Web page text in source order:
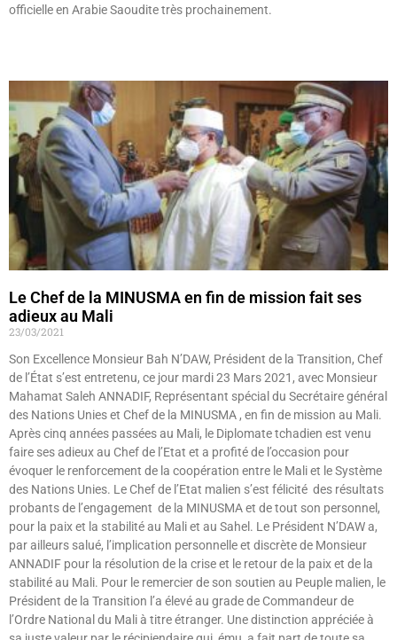
officielle en Arabie Saoudite très prochainement.
Le Chef de la MINUSMA en fin de mission fait ses
adieux au Mali
23/03/2021
Son Excellence Monsieur Bah N’DAW, Président de la Transition, Chef
de l’État s’est entretenu, ce jour mardi 23 Mars 2021, avec Monsieur
Mahamat Saleh ANNADIF, Représentant spécial du Secrétaire général
des Nations Unies et Chef de la MINUSMA , en fin de mission au Mali.
Après cinq années passées au Mali, le Diplomate tchadien est venu
faire ses adieux au Chef de l’Etat et a profité de l’occasion pour
évoquer le renforcement de la coopération entre le Mali et le Système
des Nations Unies. Le Chef de l’Etat malien s’est félicité des résultats
probants de l’engagement de la MINUSMA et de tout son personnel,
pour la paix et la stabilité au Mali et au Sahel. Le Président N’DAW a,
par ailleurs salué, l’implication personnelle et discrète de Monsieur
ANNADIF pour la résolution de la crise et le retour de la paix et de la
stabilité au Mali. Pour le remercier de son soutien au Peuple malien, le
Président de la Transition l’a élevé au grade de Commandeur de
l’Ordre National du Mali à titre étranger. Une distinction appréciée à